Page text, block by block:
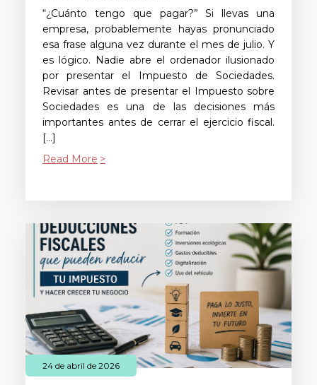
“¿Cuánto tengo que pagar?” Si llevas una
empresa, probablemente hayas pronunciado
esa frase alguna vez durante el mes de julio. Y
es lógico. Nadie abre el ordenador ilusionado
por presentar el Impuesto de Sociedades.
Revisar antes de presentar el Impuesto sobre
Sociedades es una de las decisiones más
importantes antes de cerrar el ejercicio fiscal.
[…]
Read More
24 de abril de 2026